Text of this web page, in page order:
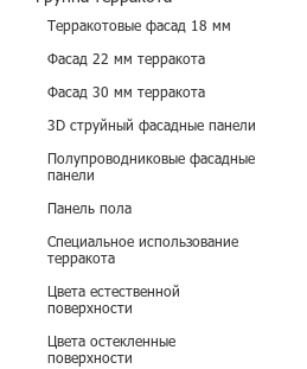
Терракотовые фасад 18 мм
Фасад 22 мм терракота
Фасад 30 мм терракота
3D струйный фасадные панели
Полупроводниковые фасадные
панели
Панель пола
Специальное использование
терракота
Цвета естественной
поверхности
Цвета остекленные
поверхности